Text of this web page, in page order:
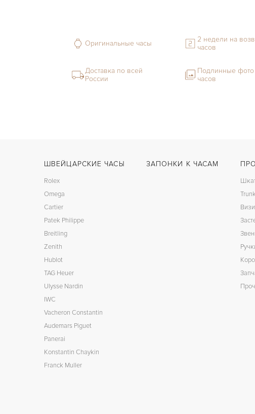
Оригинальные часы
2 недели на
часов
Доставка по всей
России
Подлинные фото
часов
ШВЕЙЦАРСКИЕ ЧАСЫ
Rolex
Omega
Cartier
Patek Philippe
Breitling
Zenith
Hublot
TAG Heuer
Ulysse Nardin
IWC
Vacheron Constantin
Audemars Piguet
Panerai
Konstantin Chaykin
Franck Muller
ЗАПОНКИ К ЧАСАМ